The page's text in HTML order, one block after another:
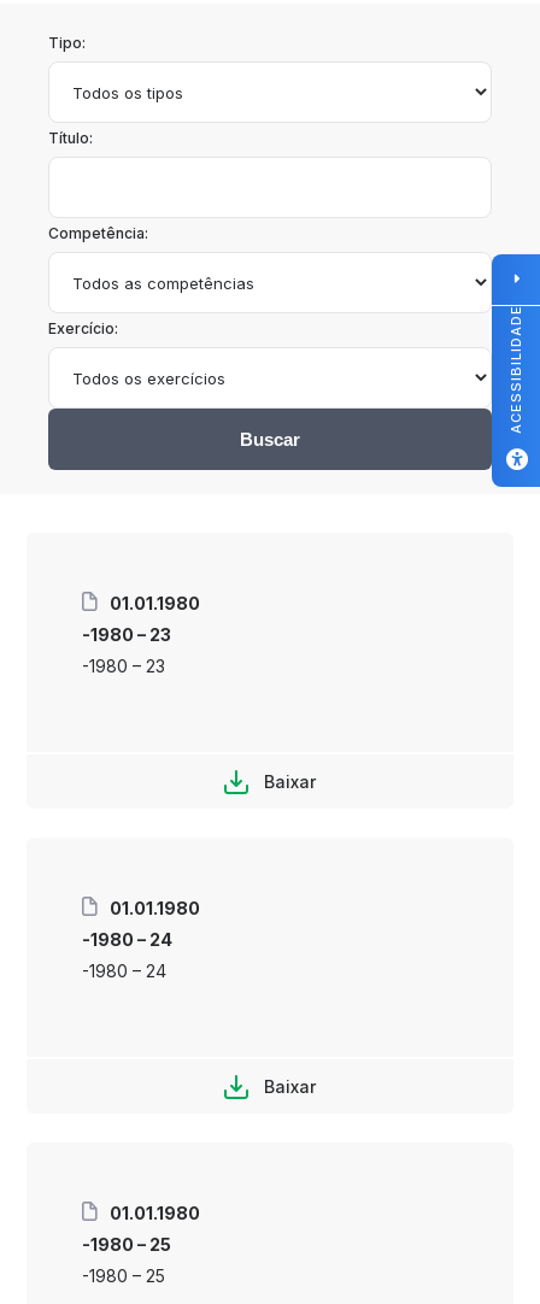
Tipo:
Título:
Competência:
Exercício:
Buscar
01.01.1980
-1980 – 23
-1980 – 23
Baixar
01.01.1980
-1980 – 24
-1980 – 24
Baixar
01.01.1980
-1980 – 25
-1980 – 25
ACESSIBILIDADE